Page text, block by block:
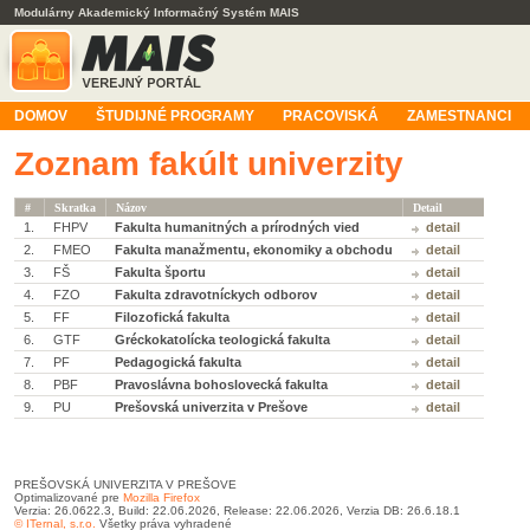
Modulárny Akademický Informačný Systém MAIS
DOMOV ŠTUDIJNÉ PROGRAMY PRACOVISKÁ ZAMESTNANCI
Zoznam fakúlt univerzity
# Skratka Názov Detail
1. FHPV Fakulta humanitných a prírodných vied
detail
2.
FMEO Fakulta manažmentu, ekonomiky a obchodu
detail
3.
FŠ Fakulta športu
detail
4.
FZO Fakulta zdravotníckych odborov
detail
5.
FF Filozofická fakulta
detail
6.
GTF Gréckokatolícka teologická fakulta
detail
7.
PF Pedagogická fakulta
detail
8.
PBF Pravoslávna bohoslovecká fakulta
detail
9.
PU Prešovská univerzita v Prešove detail
PREŠOVSKÁ UNIVERZITA V PREŠOVE
Optimalizované pre Mozilla Firefox
Verzia: 26.0622.3, Build: 22.06.2026, Release: 22.06.2026, Verzia DB: 26.6.18.1
© ITernal, s.r.o. Všetky práva vyhradené